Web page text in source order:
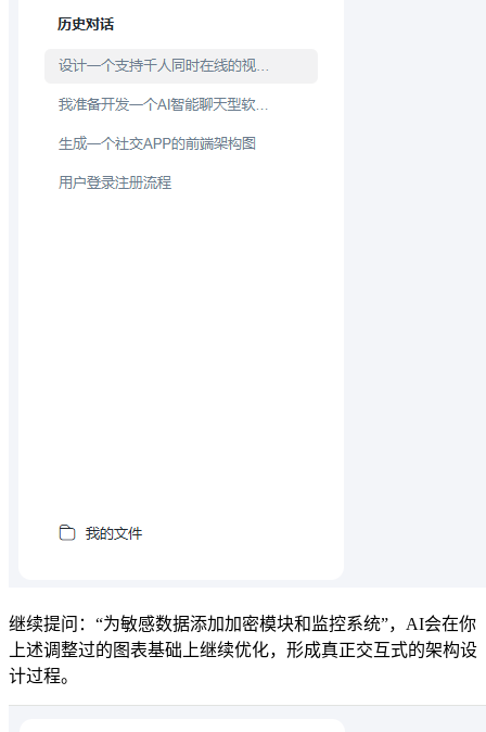
继续提问：“为敏感数据添加加密模块和监控系统”，AI会在你
上述调整过的图表基础上继续优化，形成真正交互式的架构设
计过程。